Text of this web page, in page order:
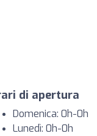
di apertura
Domenica: 0h-0h
Lunedì: 0h-0h